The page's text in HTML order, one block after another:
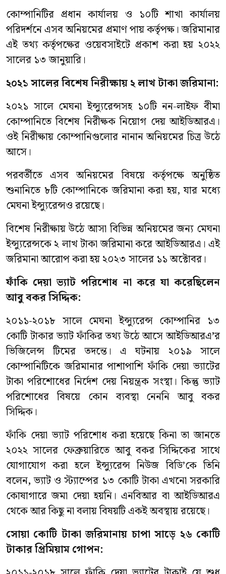
কোম্পানিটির প্রধান কার্যালয় ও ১০টি শাখা কার্যালয়
পরিদর্শনে এসব অনিয়মের প্রমাণ পায় কর্তৃপক্ষ। জরিমানার
এই তথ্য কর্তৃপক্ষের ওয়েবসাইটে প্রকাশ করা হয় ২০২২
সালের ১৩ জানুয়ারি।
২০২১ সালের বিশেষ নিরীক্ষায় ২ লাখ টাকা জরিমানা:
২০২১ সালে মেঘনা ইন্স্যুরেন্সসহ ১০টি নন-লাইফ বীমা
কোম্পানিতে বিশেষ নিরীক্ষক নিয়োগ দেয় আইডিআরএ।
ওই নিরীক্ষায় কোম্পানিগুলোর নানান অনিয়মের চিত্র উঠে
আসে।
পরবর্তীতে এসব অনিয়মের বিষয়ে কর্তৃপক্ষে অনুষ্ঠিত
শুনানিতে ৮টি কোম্পানিকে জরিমানা করা হয়, যার মধ্যে
মেঘনা ইন্স্যুরেন্সও রয়েছে।
বিশেষ নিরীক্ষায় উঠে আসা বিভিন্ন অনিয়মের জন্য মেঘনা
ইন্স্যুরেন্সকে ২ লাখ টাকা জরিমানা করে আইডিআরএ। এই
জরিমানা আরোপ করা হয় ২০২৩ সালের ১১ অক্টোবর।
ফাঁকি দেয়া ভ্যাট পরিশোধ না করে যা করেছিলেন
আবু বকর সিদ্দিক:
২০১১-২০১৮ সালে মেঘনা ইন্স্যুরেন্স কোম্পানির ১৩
কোটি টাকার ভ্যাট ফাঁকির তথ্য উঠে আসে আইডিআরএ’র
ভিজিলেন্স টিমের তদন্তে। এ ঘটনায় ২০১৯ সালে
কোম্পানিটিকে জরিমানার পাশাপাশি ফাঁকি দেয়া ভ্যাটের
টাকা পরিশোধের নির্দেশ দেয় নিয়ন্ত্রক সংস্থা। কিন্তু ভ্যাট
পরিশোধের বিষয়ে কোন ব্যবস্থা নেননি আবু বকর
সিদ্দিক।
ফাঁকি দেয়া ভ্যাট পরিশোধ করা হয়েছে কিনা তা জানতে
২০২২ সালের ফেব্রুয়ারিতে আবু বকর সিদ্দিকের সাথে
যোগাযোগ করা হলে ইন্স্যুরেন্স নিউজ বিডি’কে তিনি
বলেন,ভ্যাট ও স্ট্যাম্পের ১৩ কোটি টাকা এখনো সরকারি
কোষাগারে জমা দেয়া হয়নি। এনবিআর বা আইডিআরএ
থেকে আর কিছু না বলায় বিষয়টি একই অবস্থায় রয়েছে।
সোয়া কোটি টাকা জরিমানায় চাপা সাড়ে ২৬ কোটি
টাকার প্রিমিয়াম গোপন: